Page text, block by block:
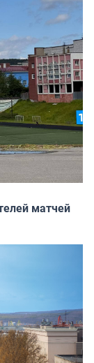
матчей